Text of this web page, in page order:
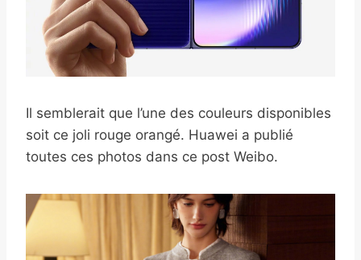
Il semblerait que l’une des couleurs disponibles
soit ce joli rouge orangé. Huawei a publié
toutes ces photos dans ce post Weibo.